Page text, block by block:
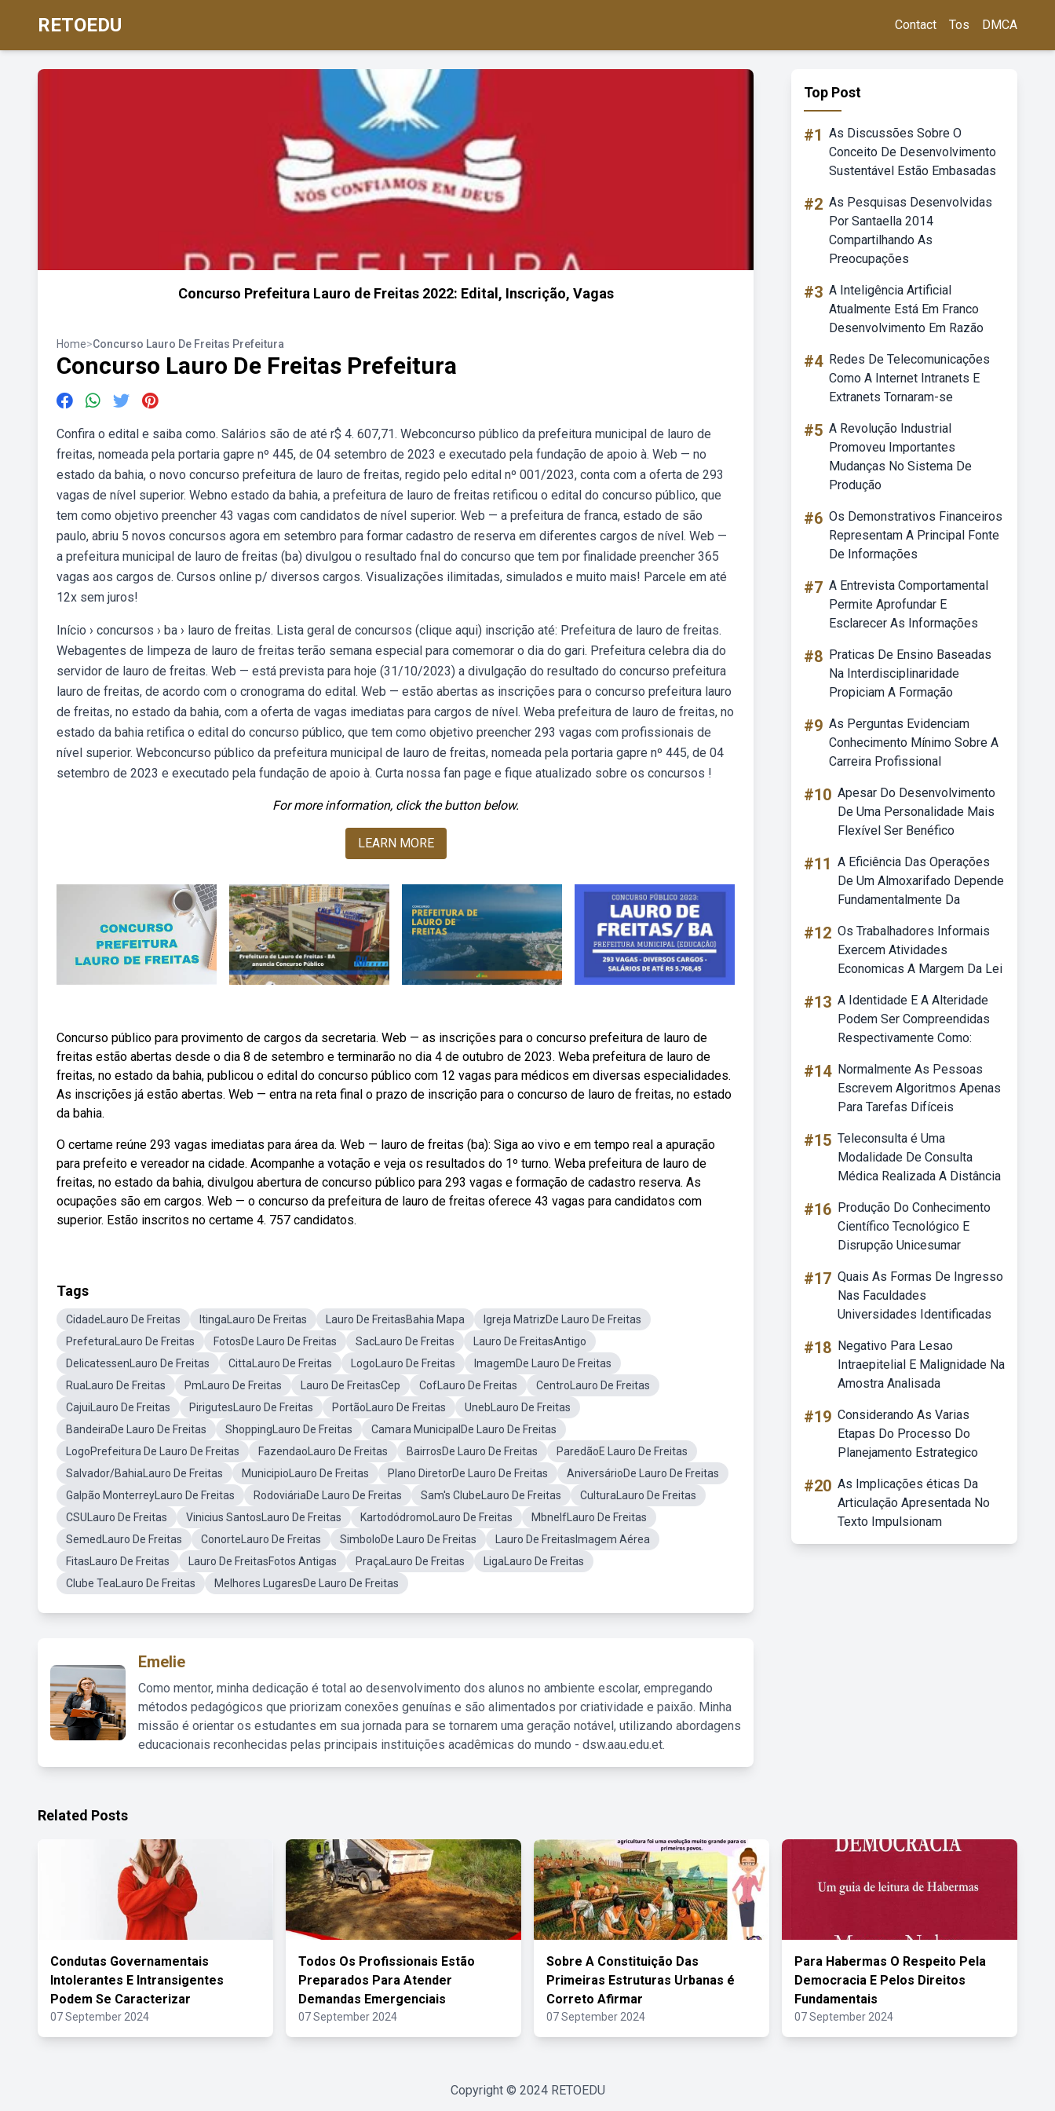
RETOEDU Contact Tos DMCA
Concurso Prefeitura Lauro de Freitas 2022: Edital, Inscrição, Vagas
Home>Concurso Lauro De Freitas Prefeitura
Concurso Lauro De Freitas Prefeitura
Confira o edital e saiba como. Salários são de até r$ 4. 607,71. Webconcurso público da prefeitura municipal de lauro de
freitas, nomeada pela portaria gapre nº 445, de 04 setembro de 2023 e executado pela fundação de apoio à. Web — no
estado da bahia, o novo concurso prefeitura de lauro de freitas, regido pelo edital nº 001/2023, conta com a oferta de 293
vagas de nível superior. Webno estado da bahia, a prefeitura de lauro de freitas retificou o edital do concurso público, que
tem como objetivo preencher 43 vagas com candidatos de nível superior. Web — a prefeitura de franca, estado de são
paulo, abriu 5 novos concursos agora em setembro para formar cadastro de reserva em diferentes cargos de nível. Web —
a prefeitura municipal de lauro de freitas (ba) divulgou o resultado fnal do concurso que tem por finalidade preencher 365
vagas aos cargos de. Cursos online p/ diversos cargos. Visualizações ilimitadas, simulados e muito mais! Parcele em até
12x sem juros!
Início › concursos › ba › lauro de freitas. Lista geral de concursos (clique aqui) inscrição até: Prefeitura de lauro de freitas.
Webagentes de limpeza de lauro de freitas terão semana especial para comemorar o dia do gari. Prefeitura celebra dia do
servidor de lauro de freitas. Web — está prevista para hoje (31/10/2023) a divulgação do resultado do concurso prefeitura
lauro de freitas, de acordo com o cronograma do edital. Web — estão abertas as inscrições para o concurso prefeitura lauro
de freitas, no estado da bahia, com a oferta de vagas imediatas para cargos de nível. Weba prefeitura de lauro de freitas, no
estado da bahia retifica o edital do concurso público, que tem como objetivo preencher 293 vagas com profissionais de
nível superior. Webconcurso público da prefeitura municipal de lauro de freitas, nomeada pela portaria gapre nº 445, de 04
setembro de 2023 e executado pela fundação de apoio à. Curta nossa fan page e fique atualizado sobre os concursos !
For more information, click the button below.
LEARN MORE
Concurso público para provimento de cargos da secretaria. Web — as inscrições para o concurso prefeitura de lauro de
freitas estão abertas desde o dia 8 de setembro e terminarão no dia 4 de outubro de 2023. Weba prefeitura de lauro de
freitas, no estado da bahia, publicou o edital do concurso público com 12 vagas para médicos em diversas especialidades.
As inscrições já estão abertas. Web — entra na reta final o prazo de inscrição para o concurso de lauro de freitas, no estado
da bahia.
O certame reúne 293 vagas imediatas para área da. Web — lauro de freitas (ba): Siga ao vivo e em tempo real a apuração
para prefeito e vereador na cidade. Acompanhe a votação e veja os resultados do 1º turno. Weba prefeitura de lauro de
freitas, no estado da bahia, divulgou abertura de concurso público para 293 vagas e formação de cadastro reserva. As
ocupações são em cargos. Web — o concurso da prefeitura de lauro de freitas oferece 43 vagas para candidatos com
superior. Estão inscritos no certame 4. 757 candidatos.
Tags
CidadeLauro De Freitas ItingaLauro De Freitas Lauro De FreitasBahia Mapa
Igreja MatrizDe Lauro De Freitas
PrefeturaLauro De Freitas
FotosDe Lauro De Freitas SacLauro De Freitas
Lauro De FreitasAntigo
DelicatessenLauro De Freitas
CittaLauro De Freitas LogoLauro De Freitas
ImagemDe Lauro De Freitas
RuaLauro De Freitas
PmLauro De Freitas Lauro De FreitasCep CofLauro De Freitas
CentroLauro De Freitas
CajuiLauro De Freitas
PirigutesLauro De Freitas PortãoLauro De Freitas
UnebLauro De Freitas
BandeiraDe Lauro De Freitas
ShoppingLauro De Freitas
Camara MunicipalDe Lauro De Freitas
LogoPrefeitura De Lauro De Freitas
FazendaoLauro De Freitas BairrosDe Lauro De Freitas
ParedãoE Lauro De Freitas
Salvador/BahiaLauro De Freitas
MunicipioLauro De Freitas Plano DiretorDe Lauro De Freitas
AniversárioDe Lauro De Freitas
Galpão MonterreyLauro De Freitas
RodoviáriaDe Lauro De Freitas Sam's ClubeLauro De Freitas
CulturaLauro De Freitas
CSULauro De Freitas
Vinicius SantosLauro De Freitas KartodódromoLauro De Freitas
MbnelfLauro De Freitas
SemedLauro De Freitas
ConorteLauro De Freitas SimboloDe Lauro De Freitas
Lauro De FreitasImagem Aérea
FitasLauro De Freitas
Lauro De FreitasFotos Antigas PraçaLauro De Freitas
LigaLauro De Freitas
Clube TeaLauro De Freitas
Melhores LugaresDe Lauro De Freitas
Emelie
Como mentor, minha dedicação é total ao desenvolvimento dos alunos no ambiente escolar, empregando
métodos pedagógicos que priorizam conexões genuínas e são alimentados por criatividade e paixão. Minha
missão é orientar os estudantes em sua jornada para se tornarem uma geração notável, utilizando abordagens
educacionais reconhecidas pelas principais instituições acadêmicas do mundo - dsw.aau.edu.et.
Top Post
#1 As Discussões Sobre O
Conceito De Desenvolvimento
Sustentável Estão Embasadas
#2 As Pesquisas Desenvolvidas
Por Santaella 2014
Compartilhando As
Preocupações
#3 A Inteligência Artificial
Atualmente Está Em Franco
Desenvolvimento Em Razão
#4 Redes De Telecomunicações
Como A Internet Intranets E
Extranets Tornaram-se
#5 A Revolução Industrial
Promoveu Importantes
Mudanças No Sistema De
Produção
#6 Os Demonstrativos Financeiros
Representam A Principal Fonte
De Informações
#7 A Entrevista Comportamental
Permite Aprofundar E
Esclarecer As Informações
#8 Praticas De Ensino Baseadas
Na Interdisciplinaridade
Propiciam A Formação
#9 As Perguntas Evidenciam
Conhecimento Mínimo Sobre A
Carreira Profissional
#10 Apesar Do Desenvolvimento
De Uma Personalidade Mais
Flexível Ser Benéfico
#11 A Eficiência Das Operações
De Um Almoxarifado Depende
Fundamentalmente Da
#12 Os Trabalhadores Informais
Exercem Atividades
Economicas A Margem Da Lei
#13 A Identidade E A Alteridade
Podem Ser Compreendidas
Respectivamente Como:
#14 Normalmente As Pessoas
Escrevem Algoritmos Apenas
Para Tarefas Difíceis
#15 Teleconsulta é Uma
Modalidade De Consulta
Médica Realizada A Distância
#16 Produção Do Conhecimento
Científico Tecnológico E
Disrupção Unicesumar
#17 Quais As Formas De Ingresso
Nas Faculdades
Universidades Identificadas
#18 Negativo Para Lesao
Intraepitelial E Malignidade Na
Amostra Analisada
#19 Considerando As Varias
Etapas Do Processo Do
Planejamento Estrategico
#20 As Implicações éticas Da
Articulação Apresentada No
Texto Impulsionam
Related Posts
Condutas Governamentais
Intolerantes E Intransigentes
Podem Se Caracterizar
07 September 2024
Todos Os Profissionais Estão
Preparados Para Atender
Demandas Emergenciais
07 September 2024
Sobre A Constituição Das
Primeiras Estruturas Urbanas é
Correto Afirmar
07 September 2024
Para Habermas O Respeito Pela
Democracia E Pelos Direitos
Fundamentais
07 September 2024
Copyright © 2024 RETOEDU